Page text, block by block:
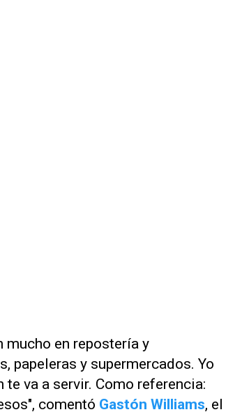
mucho en repostería y
papeleras y supermercados. Yo
va a servir. Como referencia:
comentó Gastón Williams, el